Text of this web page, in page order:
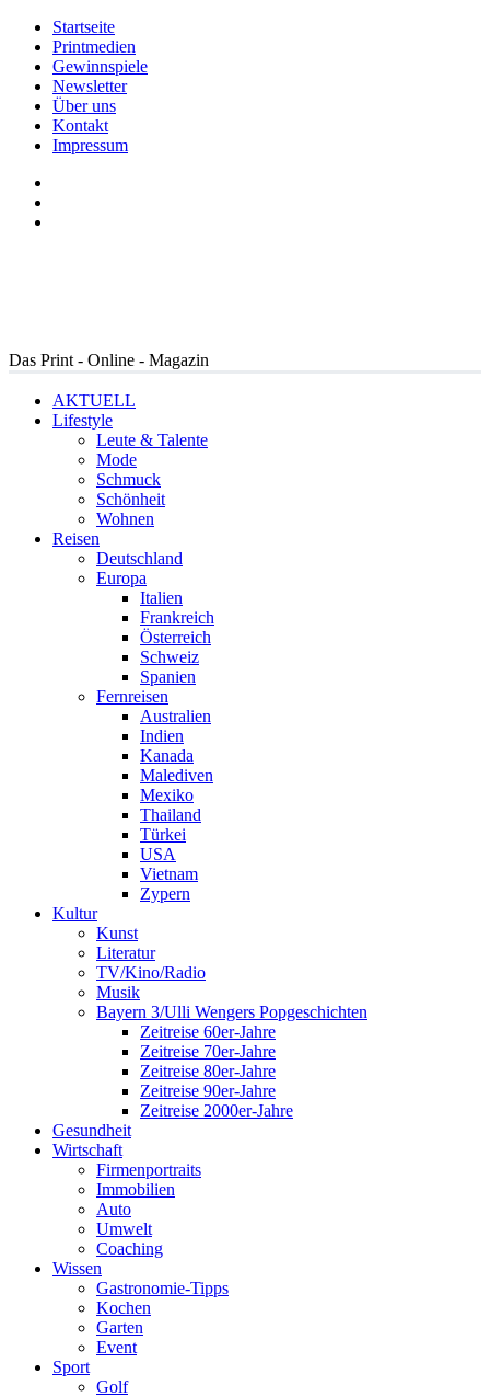
Startseite
Printmedien
Gewinnspiele
Newsletter
Über uns
Kontakt
Impressum
Das Print - Online - Magazin
AKTUELL
Lifestyle
Leute & Talente
Mode
Schmuck
Schönheit
Wohnen
Reisen
Deutschland
Europa
Italien
Frankreich
Österreich
Schweiz
Spanien
Fernreisen
Australien
Indien
Kanada
Malediven
Mexiko
Thailand
Türkei
USA
Vietnam
Zypern
Kultur
Kunst
Literatur
TV/Kino/Radio
Musik
Bayern 3/Ulli Wengers Popgeschichten
Zeitreise 60er-Jahre
Zeitreise 70er-Jahre
Zeitreise 80er-Jahre
Zeitreise 90er-Jahre
Zeitreise 2000er-Jahre
Gesundheit
Wirtschaft
Firmenportraits
Immobilien
Auto
Umwelt
Coaching
Wissen
Gastronomie-Tipps
Kochen
Garten
Event
Sport
Golf